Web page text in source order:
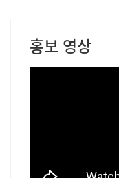
홍보 영상